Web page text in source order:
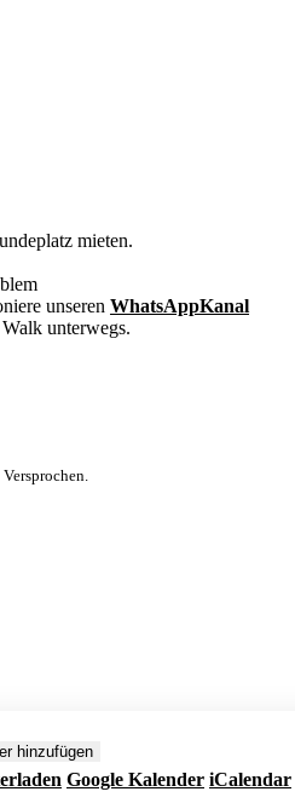
mieten.
unseren WhatsAppKanal
unterwegs.
hinzufügen
Google Kalender iCalendar